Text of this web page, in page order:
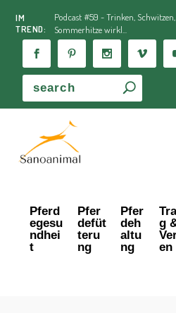
IM
TREND:
Podcast #59 - Trinken,
Sommerhitze wirkl...
Pferd
egesu
ndhei
t
Pfer
defüt
teru
ng
Pfer
deh
altu
ng
g
en